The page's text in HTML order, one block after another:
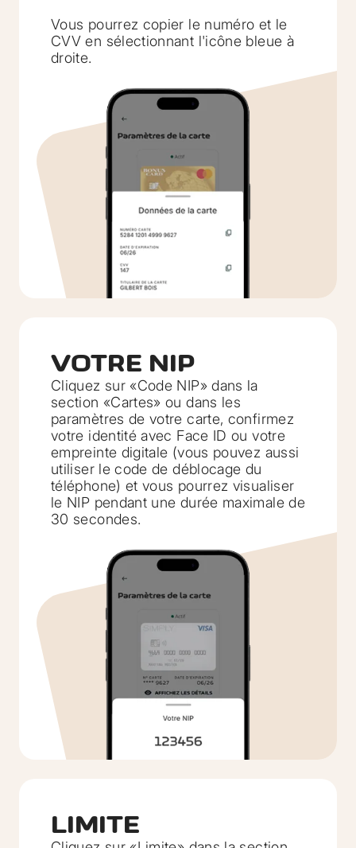
Vous pourrez copier le numéro et le
CVV en sélectionnant l'icône bleue à
droite.
VOTRE NIP
Cliquez sur «Code NIP» dans la
section «Cartes» ou dans les
paramètres de votre carte, confirmez
votre identité avec Face ID ou votre
empreinte digitale (vous pouvez aussi
utiliser le code de déblocage du
téléphone) et vous pourrez visualiser
le NIP pendant une durée maximale de
30 secondes.
LIMITE